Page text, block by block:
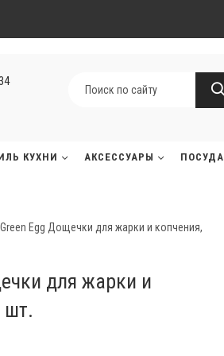
КУХНИ АКСЕССУАРЫ ПОСУДА
Green Egg Дощечки для жарки и копчения,
для жарки и
шт.